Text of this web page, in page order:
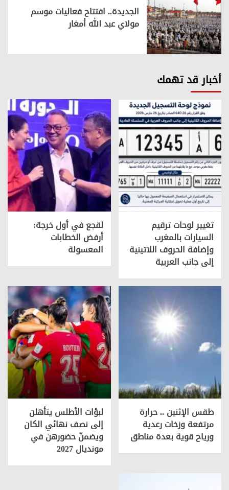
الجديدة.. افتتاح فعاليات موسم
مولاي عبد الله أمغار
أخبار قد تهمك
تغيير لوحات ترقيم
السيارات بالمغرب
وإضافة الحروف اللاتينية
إلى جانب العربية
لقجع في أول خرجة:
أرفض الخطابات
المعسولة
طقس الإثنين .. حرارة
مرتفعة وزخات رعدية
ورياح قوية بعدة مناطق
لبؤات الأطلس يتأهلن
إلى نصف نهائي الكان
ويضمنّ حضورهن في
مونديال 2027